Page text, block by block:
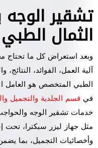
تشقير الوجه
الثمال الطبي
وبعد استعراض كل ما تحتاج
آلية العمل، الفوائد،
الطبي المتخصص هو العامل
في قسم الجلدية والتجميل
خدمات تشقير الوجه
مثل جهاز ليزر سبكترا، تحت
وأخصائيات التجميل، بما